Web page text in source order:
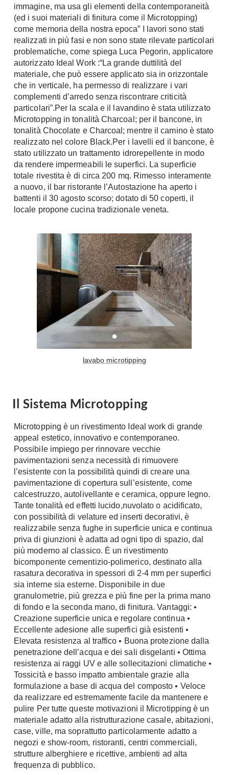
immagine, ma usa gli elementi della contemporaneità
(ed i suoi materiali di finitura come il Microtopping)
come memoria della nostra epoca” I lavori sono stati
realizzati in più fasi e non sono state rilevate particolari
problematiche, come spiega Luca Pegorin, applicatore
autorizzato Ideal Work :“La grande duttilità del
materiale, che può essere applicato sia in orizzontale
che in verticale, ha permesso di realizzare i vari
complementi d’arredo senza riscontrare criticità
particolari”.Per la scala e il lavandino è stata utilizzato
Microtopping in tonalità Charcoal; per il bancone, in
tonalità Chocolate e Charcoal; mentre il camino è stato
realizzato nel colore Black.Per i lavelli ed il bancone, è
stato utilizzato un trattamento idrorepellente in modo
da rendere impermeabili le superfici. La superficie
totale rivestita è di circa 200 mq. Rimesso interamente
a nuovo, il bar ristorante l’Autostazione ha aperto i
battenti il 30 agosto scorso; dotato di 50 coperti, il
locale propone cucina tradizionale veneta.
lavabo microtipping
Il Sistema Microtopping
Microtopping è un rivestimento Ideal work di grande
appeal estetico, innovativo e contemporaneo.
Possibile impiego per rinnovare vecchie
pavimentazioni senza necessità di rimuovere
l’esistente con la possibilità quindi di creare una
pavimentazione di copertura sull’esistente, come
calcestruzzo, autolivellante e ceramica, oppure legno.
Tante tonalità ed effetti lucido,nuvolato o acidificato,
con possibilità di velature ed inserti decorativi, è
realizzabile senza fughe in superficie unica e continua
priva di giunzioni è adatta ad ogni tipo di spazio, dal
più moderno al classico. È un rivestimento
bicomponente cementizio-polimerico, destinato alla
rasatura decorativa in spessori di 2-4 mm per superfici
sia interne sia esterne. Disponibile in due
granulometrie, più grezza e più fine per la prima mano
di fondo e la seconda mano, di finitura. Vantaggi: •
Creazione superficie unica e regolare continua •
Eccellente adesione alle superfici già esistenti •
Elevata resistenza al traffico • Buona protezione dalla
penetrazione dell’acqua e dei sali disgelanti • Ottima
resistenza ai raggi UV e alle sollecitazioni climatiche •
Tossicità e basso impatto ambientale grazie alla
formulazione a base di acqua del composto • Veloce
da realizzare ed estremamente facile da mantenere e
pulire Per tutte queste motivazioni il Microtipping è un
materiale adatto alla ristrutturazione casale, abitazioni,
case, ville, ma soprattutto particolarmente adatto a
negozi e show-room, ristoranti, centri commerciali,
strutture alberghiere e ricettive, ambienti ad alta
frequenza di pubblico.